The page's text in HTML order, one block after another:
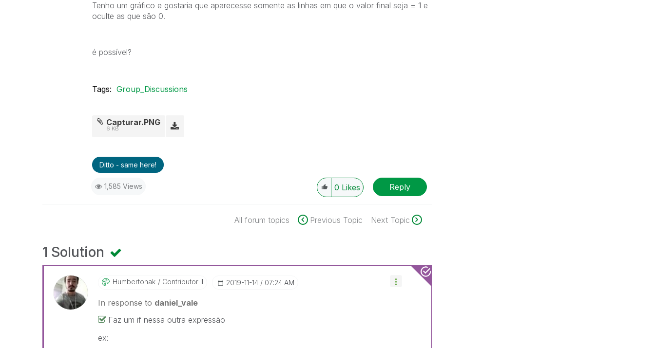
Tenho um gráfico e gostaria que aparecesse somente as linhas em que o valor final seja = 1 e
oculte as que são 0.
é possível?
Tags: Group_Discussions
Capturar.PNG
6 KB
Ditto - same here!
1,585 Views 0 Likes Reply
All forum topics Previous Topic Next Topic
1 Solution
Humbertonak Contributor II ‎2019-11-14 07:24 AM
In response to daniel_vale
Faz um if nessa outra expressão
ex: